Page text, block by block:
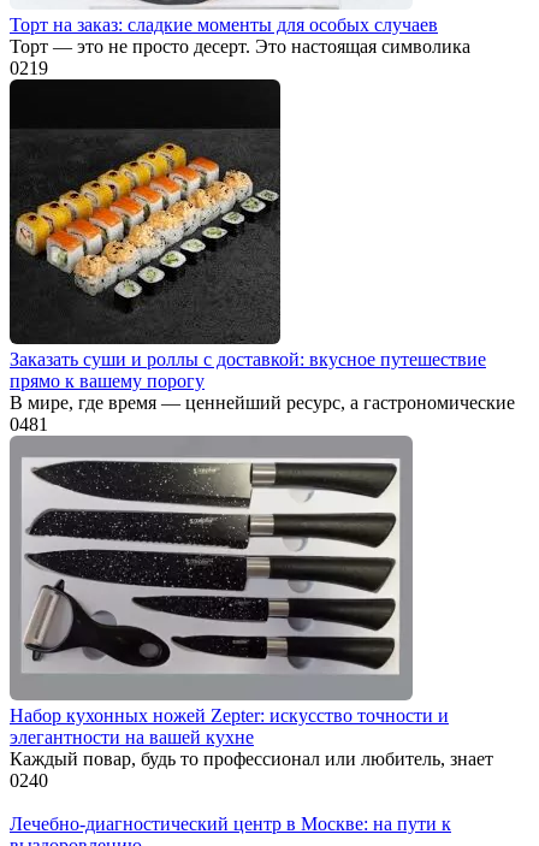
Торт на заказ: сладкие моменты для особых случаев
Торт — это не просто десерт. Это настоящая символика
0219
Заказать суши и роллы с доставкой: вкусное путешествие
прямо к вашему порогу
В мире, где время — ценнейший ресурс, а гастрономические
0481
Набор кухонных ножей Zepter: искусство точности и
элегантности на вашей кухне
Каждый повар, будь то профессионал или любитель, знает
0240
Лечебно-диагностический центр в Москве: на пути к